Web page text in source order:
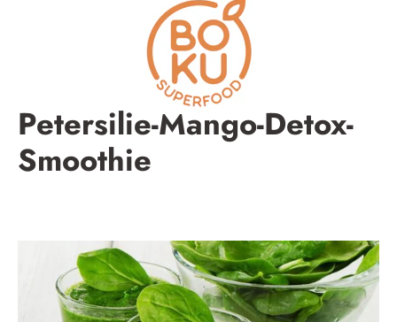
Petersilie-Mango-Detox-
Smoothie